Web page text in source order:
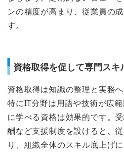
ンの精度が高まり、従業員の
す。
資格取得を促して専門スキ
資格取得は知識の整理と実務
特にIT分野は用語や技術が広
に学べる資格は効果的です。
酬など支援制度を設けると、
り、組織全体のスキル底上げに